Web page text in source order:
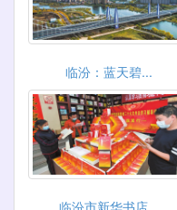
临汾：蓝天碧...
临汾市新华书店...